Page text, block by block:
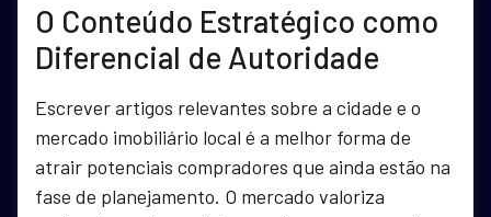
O Conteúdo Estratégico como
Diferencial de Autoridade
Escrever artigos relevantes sobre a cidade e o
mercado imobiliário local é a melhor forma de
atrair potenciais compradores que ainda estão na
fase de planejamento. O mercado valoriza